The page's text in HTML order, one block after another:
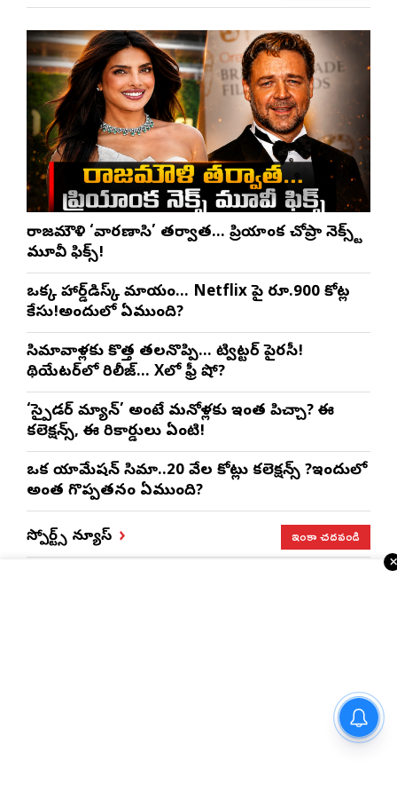
రాజమౌళి ‘వారణాసి’ తర్వాత… ప్రియాంక చోప్రా నెక్స్ట్
మూవీ ఫిక్స్!
ఒక్క హార్డ్‌డిస్క్ మాయం… Netflix పై రూ.900 కోట్ల
కేసు!అందులో ఏముంది?
సినిమావాళ్లకు కొత్త తలనొప్పి… ట్విట్టర్ పైరసీ!
థియేటర్‌లో రిలీజ్… Xలో ఫ్రీ షో?
‘స్పైడర్ మ్యాన్’ అంటే మనోళ్లకు ఇంత పిచ్చా? ఈ
కలెక్షన్స్, ఈ రికార్డులు ఏంటి!
ఒక యానిమేషన్ సినిమా..20 వేల కోట్లు కలెక్షన్స్ ?ఇందులో
అంత గొప్పతనం ఏముంది?
స్పోర్ట్స్ న్యూస్ ఇంకా చదవండి